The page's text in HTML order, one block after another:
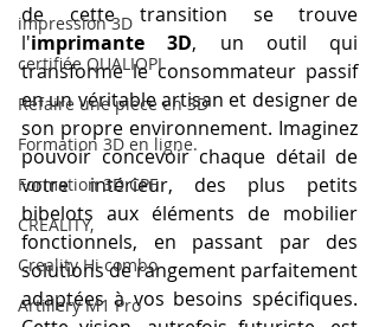
impression 3D
certifiée QUALIOPI
Refaire une piece en 3D
Formation 3D en ligne.
Formation 3D CPF
CREALITY,
Creality Hi combo
Artillery M1 Pro
de cette transition se trouve
l'imprimante 3D, un outil qui
transforme le consommateur passif
en un véritable artisan et designer de
son propre environnement. Imaginez
pouvoir concevoir chaque détail de
votre intérieur, des plus petits
bibelots aux éléments de mobilier
fonctionnels, en passant par des
solutions de rangement parfaitement
adaptées à vos besoins spécifiques.